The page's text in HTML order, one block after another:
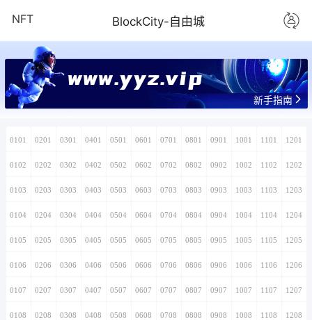
NFT BlockCity-自由城
www.yyz.vip
新手指南
0101 0201 0301 0401 0501 0601 0701 0801 0901 1001 1101 1201
0102 0202 0302 0402 0502 0602 0702 0802 0902 1002 1102 1202
0103 0203 0303 0403 0503 0603 0703 0803 0903 1003 1103 1203
0104 0204 0304 0404 0504 0604 0704 0804 0904 1004 1104 1204
0105 0205 0305 0405 0505 0605 0705 0805 0905 1005 1105 1205
0106 0206 0306 0406 0506 0606 0706 0806 0906 1006 1106 1206
0107 0207 0307 0407 0507 0607 0707 0807 0907 1007 1107 1207
0108 0208 0308 0408 0508 0608 0708 0808 0908 1008 1108 1208